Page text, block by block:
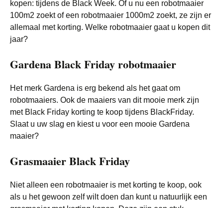
kopen: tijdens de Black Week. Of u nu een robotmaaier
100m2 zoekt of een robotmaaier 1000m2 zoekt, ze zijn er
allemaal met korting. Welke robotmaaier gaat u kopen dit
jaar?
Gardena Black Friday robotmaaier
Het merk Gardena is erg bekend als het gaat om
robotmaaiers. Ook de maaiers van dit mooie merk zijn
met Black Friday korting te koop tijdens BlackFriday.
Slaat u uw slag en kiest u voor een mooie Gardena
maaier?
Grasmaaier Black Friday
Niet alleen een robotmaaier is met korting te koop, ook
als u het gewoon zelf wilt doen dan kunt u natuurlijk een